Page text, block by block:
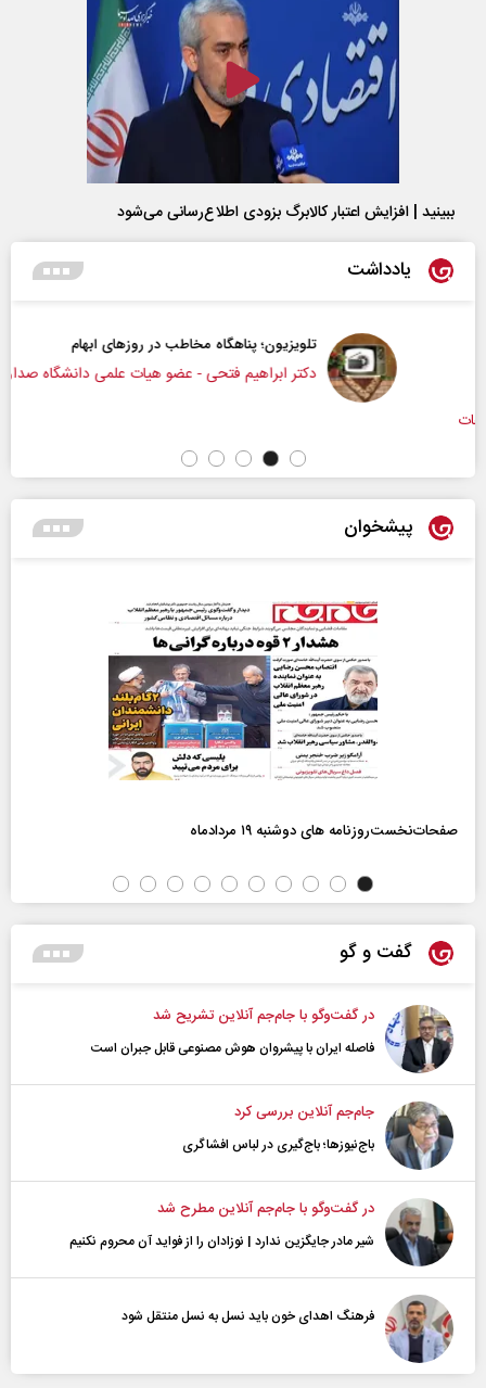
ببینید | افزایش اعتبار کالابرگ بزودی اطلاع‌رسانی می‌شود
یادداشت
تلویزیون؛ پناهگاه مخاطب در روزهای ابهام
دکتر ابراهیم فتحی - عضو هیات علمی دانشگاه صداوسیما
پیشخوان
صفحات‌نخست‌روزنامه ها‌ی دوشنبه ۱۹ مردادماه
گفت و گو
در گفت‌و‌گو با جام‌جم آنلاین تشریح شد
فاصله ایران با پیشرو‌ان هوش مصنوعی قابل جبران است
جام‌جم آنلاین بررسی کرد
باج‌نیوزها؛ باج‌گیری در لباس افشاگری
در گفت‌و‌گو با جام‌جم آنلاین مطرح شد
شیر مادر جایگزین ندارد | نوزادان را از فواید آن محروم نکنیم
فرهنگ اهدای خون باید نسل به نسل منتقل شود